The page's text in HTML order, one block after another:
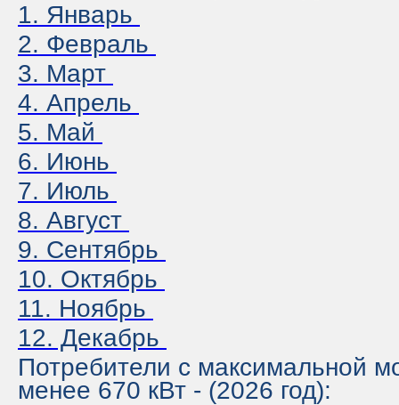
1. Январь
2. Февраль
3. Март
4. Апрель
5. Май
6. Июнь
7. Июль
8. Август
9. Сентябрь
10. Октябрь
11. Ноябрь
12. Декабрь
Потребители с максимальной
менее 670 кВт - (2026 год):